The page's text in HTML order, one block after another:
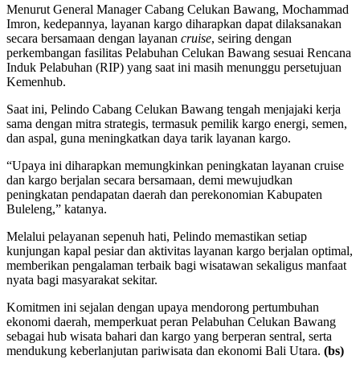
Menurut General Manager Cabang Celukan Bawang, Mochammad
Imron, kedepannya, layanan kargo diharapkan dapat dilaksanakan
secara bersamaan dengan layanan cruise, seiring dengan
perkembangan fasilitas Pelabuhan Celukan Bawang sesuai Rencana
Induk Pelabuhan (RIP) yang saat ini masih menunggu persetujuan
Kemenhub.
Saat ini, Pelindo Cabang Celukan Bawang tengah menjajaki kerja
sama dengan mitra strategis, termasuk pemilik kargo energi, semen,
dan aspal, guna meningkatkan daya tarik layanan kargo.
“Upaya ini diharapkan memungkinkan peningkatan layanan cruise
dan kargo berjalan secara bersamaan, demi mewujudkan
peningkatan pendapatan daerah dan perekonomian Kabupaten
Buleleng,” katanya.
Melalui pelayanan sepenuh hati, Pelindo memastikan setiap
kunjungan kapal pesiar dan aktivitas layanan kargo berjalan optimal,
memberikan pengalaman terbaik bagi wisatawan sekaligus manfaat
nyata bagi masyarakat sekitar.
Komitmen ini sejalan dengan upaya mendorong pertumbuhan
ekonomi daerah, memperkuat peran Pelabuhan Celukan Bawang
sebagai hub wisata bahari dan kargo yang berperan sentral, serta
mendukung keberlanjutan pariwisata dan ekonomi Bali Utara. (bs)